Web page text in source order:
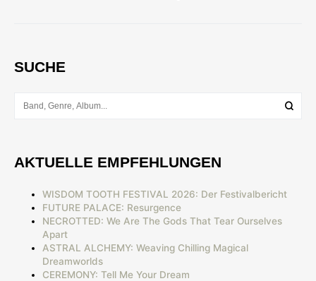
SUCHE
AKTUELLE EMPFEHLUNGEN
WISDOM TOOTH FESTIVAL 2026: Der Festivalbericht
FUTURE PALACE: Resurgence
NECROTTED: We Are The Gods That Tear Ourselves
Apart
ASTRAL ALCHEMY: Weaving Chilling Magical
Dreamworlds
CEREMONY: Tell Me Your Dream